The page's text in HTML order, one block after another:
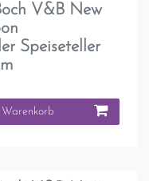
V&B New
Speiseteller
Warenkorb